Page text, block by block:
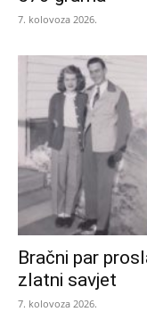
7. kolovoza 2026.
Bračni par
zlatni savjet
7. kolovoza 2026.